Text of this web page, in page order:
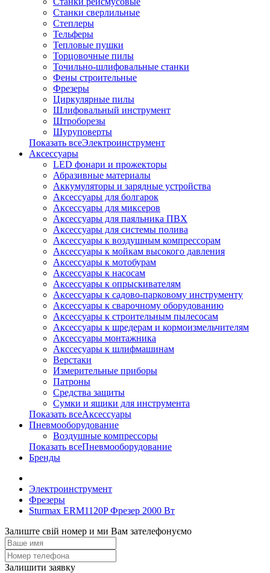
Станки сверлильные
Степлеры
Тельферы
Тепловые пушки
Торцовочные пилы
Точильно-шлифовальные станки
Фены строительные
Фрезеры
Циркулярные пилы
Шлифовальный инструмент
Штроборезы
Шуруповерты
Показать всеЭлектроинструмент
Аксессуары
LED фонари и прожекторы
Абразивные материалы
Аккумуляторы и зарядные устройства
Аксессуары для болгарок
Аксессуары для миксеров
Аксессуары для паяльника ПВХ
Аксессуары для системы полива
Аксессуары к воздушным компрессорам
Аксессуары к мойкам высокого давления
Аксессуары к мотобурам
Аксессуары к насосам
Аксессуары к опрыскивателям
Аксессуары к садово-парковому инструменту
Аксессуары к сварочному оборудованию
Аксессуары к строительным пылесосам
Аксессуары к шредерам и кормоизмельчителям
Аксессуары монтажника
Акссесуары к шлифмашинам
Верстаки
Измерительные приборы
Патроны
Средства защиты
Сумки и ящики для инструмента
Показать всеАксессуары
Пневмооборудование
Воздушные компрессоры
Показать всеПневмооборудование
Бренды
Электроинструмент
Фрезеры
Sturmax ERM1120P Фрезер 2000 Вт
Залиште свій номер и ми Вам зателефонуємо
Залишити заявку